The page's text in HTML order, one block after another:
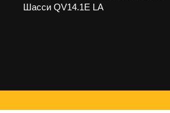
Шасси QV14.1E LA